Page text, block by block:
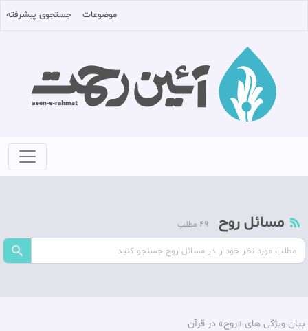
موضوعات جستجوی پیشرفته
مسائل روح 49 مطلب
بیان ویژگی های «روح» در قرآن